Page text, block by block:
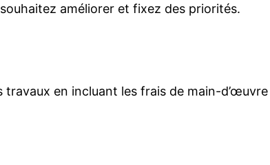
améliorer et fixez des priorités.
en incluant les frais de main-